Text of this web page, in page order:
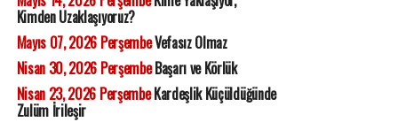
Kimden Uzaklaşıyoruz?
Mayıs 07, 2026 PerşembeVefasız Olmaz
Nisan 30, 2026 PerşembeBaşarı ve Körlük
Nisan 23, 2026 PerşembeKardeşlik Küçüldüğünde
Zulüm İrileşir